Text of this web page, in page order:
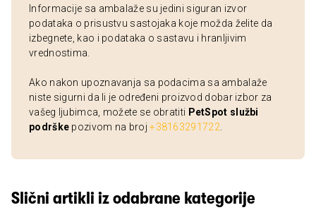
Informacije sa ambalaže su jedini siguran izvor
podataka o prisustvu sastojaka koje možda želite da
izbegnete, kao i podataka o sastavu i hranljivim
vrednostima.
Ako nakon upoznavanja sa podacima sa ambalaže
niste sigurni da li je određeni proizvod dobar izbor za
vašeg ljubimca, možete se obratiti PetSpot službi
podrške pozivom na broj+38163291722
Slični artikli iz odabrane kategorije